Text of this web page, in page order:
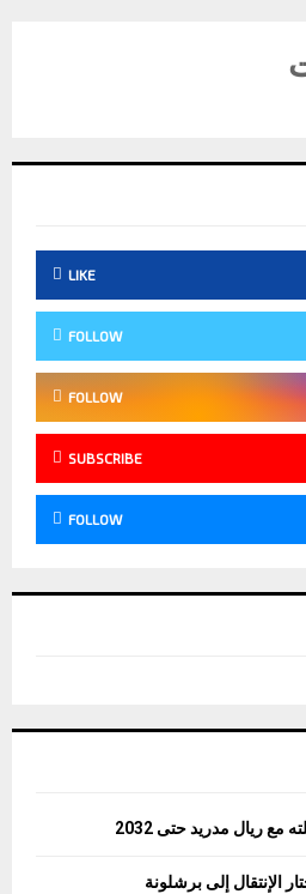
LIKE
FOLLOW
FOLLOW
SUBSCRIBE
FOLLOW
ريال مدريد حتى 2032
الإنتقال إلى برشلونة